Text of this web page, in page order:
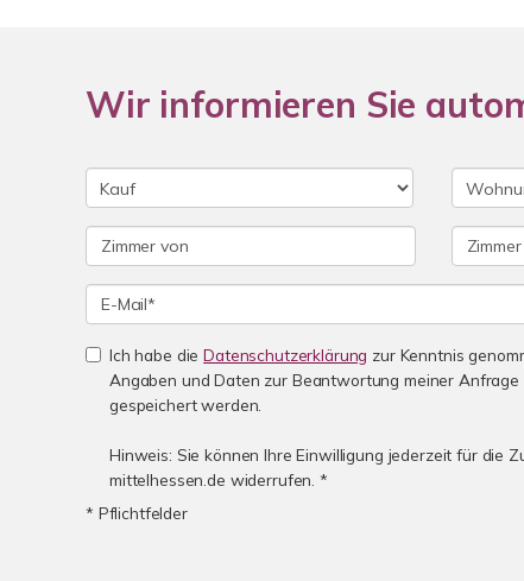
Wir informieren Sie
Ich habe dieDatenschutzerklärung zur Kenntnis
Angaben und Daten zur Beantwortung meiner
gespeichert werden.
Hinweis: Sie können Ihre Einwilligung jederzeit für die
mittelhessen.de widerrufen. *
* Pflichtfelder